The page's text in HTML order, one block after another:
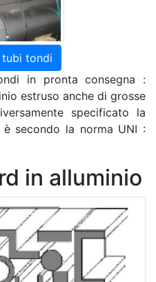
tondi
in pronta consegna :
estruso anche di grosse
specificato la
secondo la norma UNI :
in alluminio